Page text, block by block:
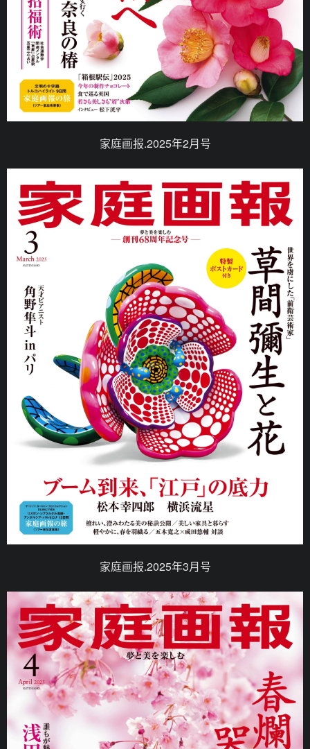
家庭画报.2025年2月号
家庭画报.2025年3月号